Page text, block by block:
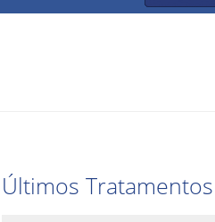
Últimos Tratamentos